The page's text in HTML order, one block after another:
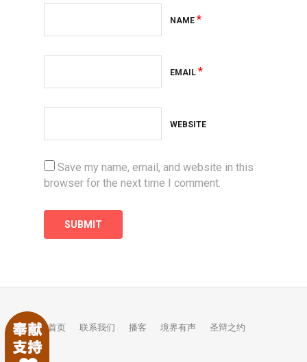
NAME *
EMAIL *
WEBSITE
Save my name, email, and website in this
browser for the next time I comment.
首页 联系我们 播客 境界有声 圣辩之约